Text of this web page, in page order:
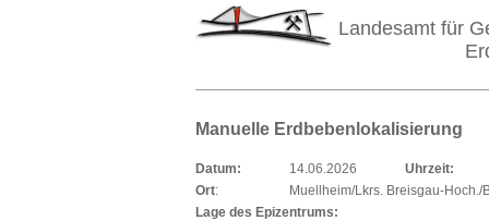
Landesamt für
Manuelle Erdbebenlokalisierung
Datum: 14.06.2026
Uhrzeit:
Ort:
Muellheim/Lkrs. Breisgau-Hoch./
Lage des Epizentrums: